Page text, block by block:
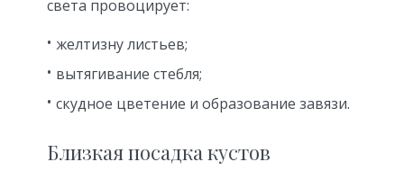
света провоцирует:
желтизну листьев;
вытягивание стебля;
скудное цветение и образование завязи.
Близкая посадка кустов